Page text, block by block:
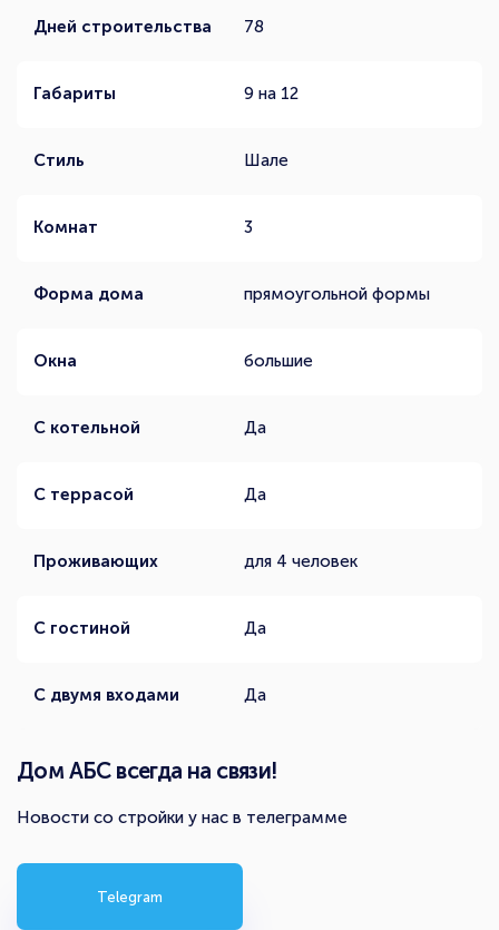
Дней строительства 78
Габариты 9 на 12
Стиль Шале
Комнат 3
Форма дома прямоугольной формы
Окна большие
С котельной Да
С террасой Да
Проживающих для 4 человек
С гостиной Да
С двумя входами Да
Дом АБС всегда на связи!
Новости со стройки у нас в телеграмме
Telegram